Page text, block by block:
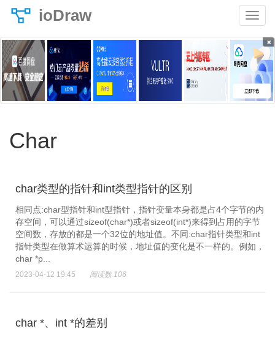
ioDraw
×
Char
char类型的指针和int类型指针的区别
相同点:char型指针和int型指针，指针变量本身都是占4个字节的内
存空间，可以通过sizeof(char*)或者sizeof(int*)来得到占用的字节
空间数，存放的都是一个32位的地址值。不同:char指针类型和int
指针类型在做算术运算的时候，地址值的变化是不一样的。例如，
char *p...
2023-04-12 19:45 阅读数 106
char *、int *的差别